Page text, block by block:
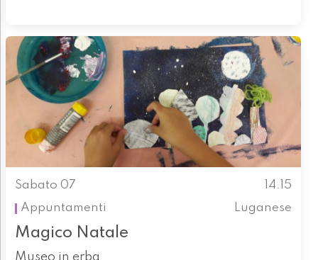
Sabato 07
14.15
Appuntamenti
Luganese
Magico Natale
Museo in erba